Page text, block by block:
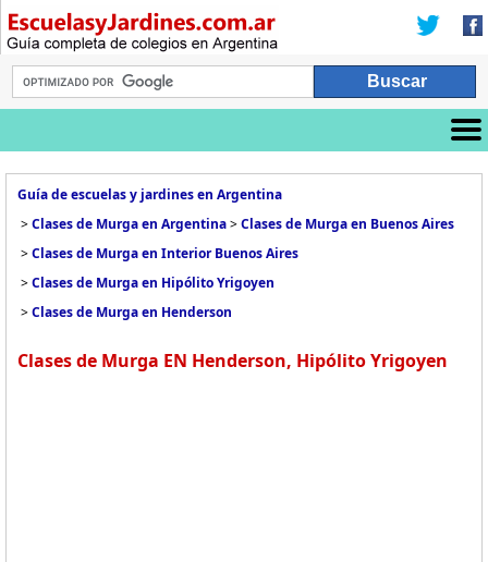
Guía de escuelas y jardines en Argentina
>Clases de Murga en Argentina>Clases de Murga en Buenos Aires
>Clases de Murga en Interior Buenos Aires
>Clases de Murga en Hipólito Yrigoyen
>Clases de Murga en Henderson
Clases de Murga EN Henderson, Hipólito Yrigoyen